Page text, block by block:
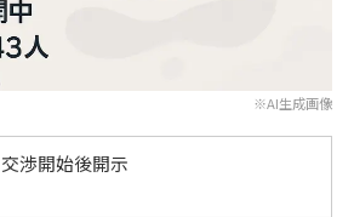
※AI生成画像
交渉開始後開示